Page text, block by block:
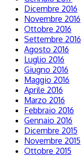
Dicembre 2016
Novembre 2016
Ottobre 2016
Settembre 2016
Agosto 2016
Luglio 2016
Giugno 2016
Maggio 2016
Aprile 2016
Marzo 2016
Febbraio 2016
Gennaio 2016
Dicembre 2015
Novembre 2015
Ottobre 2015